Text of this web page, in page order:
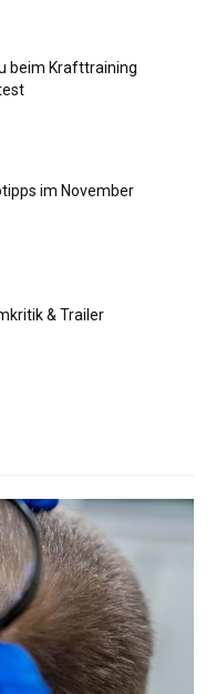
beim Krafttraining
im November
& Trailer